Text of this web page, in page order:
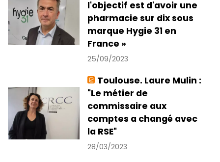
l'objectif est d'avoir une
pharmacie sur dix sous
marque Hygie 31 en
France »
25/09/2023
Toulouse. Laure Mulin :
"Le métier de
commissaire aux
comptes a changé avec
la RSE"
28/03/2023